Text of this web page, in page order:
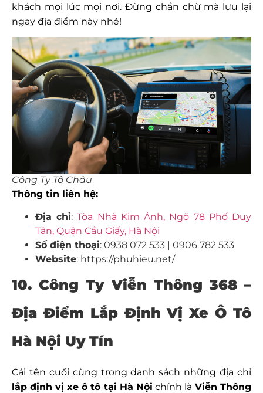
khách mọi lúc mọi nơi. Đừng chần chừ mà lưu lại
ngay địa điểm này nhé!
Công Ty Tô Châu
Thông tin liên hệ:
Địa chỉ:Tòa Nhà Kim Ánh, Ngõ 78 Phố Duy
Tân, Quận Cầu Giấy, Hà Nội
Số điện thoại: 0938 072 533 | 0906 782 533
Website: https://phuhieu.net/
10. Công Ty Viễn Thông 368 –
Địa Điểm Lắp Định Vị Xe Ô Tô
Hà Nội Uy Tín
Cái tên cuối cùng trong danh sách những địa chỉ
lắp định vị xe ô tô tại Hà Nội chính là Viễn Thông